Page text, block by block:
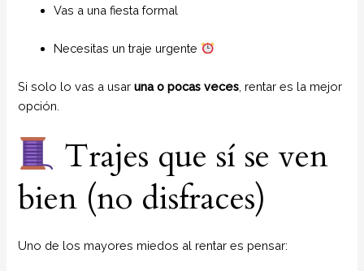
Vas a una fiesta formal
Necesitas un traje urgente
Si solo lo vas a usaruna o pocas veces , rentar es la mejor
opción.
Trajes que sí se ven
bien (no disfraces)
Uno de los mayores miedos al rentar es pensar: